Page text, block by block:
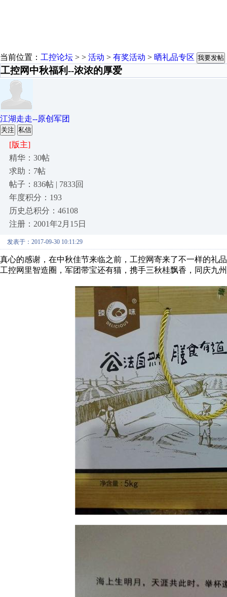
当前位置： 工控论坛 > > 活动 > 有奖活动 > 晒礼品专区 我要发帖
工控网中秋福利--浓浓的厚爱
江湖走走--原创军团
关注 私信
[版主]
精华：30帖
求助：7帖
帖子：836帖 | 7833回
年度积分：193
历史总积分：46108
注册：2001年2月15日
发表于：2017-09-30 10:11:29
真心的感谢，在中秋佳节来临之前，工控网寄来了不一样的礼
工控网里智造圈，军团带宝还有猫，携手三秋桂飘香，同庆九